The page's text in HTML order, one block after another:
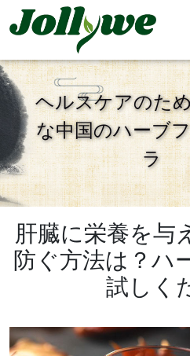
便秘緩和 減量食事
美容サ
メン
睡眠サプリ
錠剤 カプ
液体飲料 ティーバ
ヘルスケアのた
な中国のハーブ
ラ
肝臓に栄養を与
防ぐ方法は？ハ
試しく